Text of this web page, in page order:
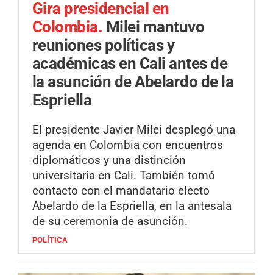
Gira presidencial en
Colombia. Milei mantuvo
reuniones políticas y
académicas en Cali antes de
la asunción de Abelardo de la
Espriella
El presidente Javier Milei desplegó una
agenda en Colombia con encuentros
diplomáticos y una distinción
universitaria en Cali. También tomó
contacto con el mandatario electo
Abelardo de la Espriella, en la antesala
de su ceremonia de asunción.
POLÍTICA